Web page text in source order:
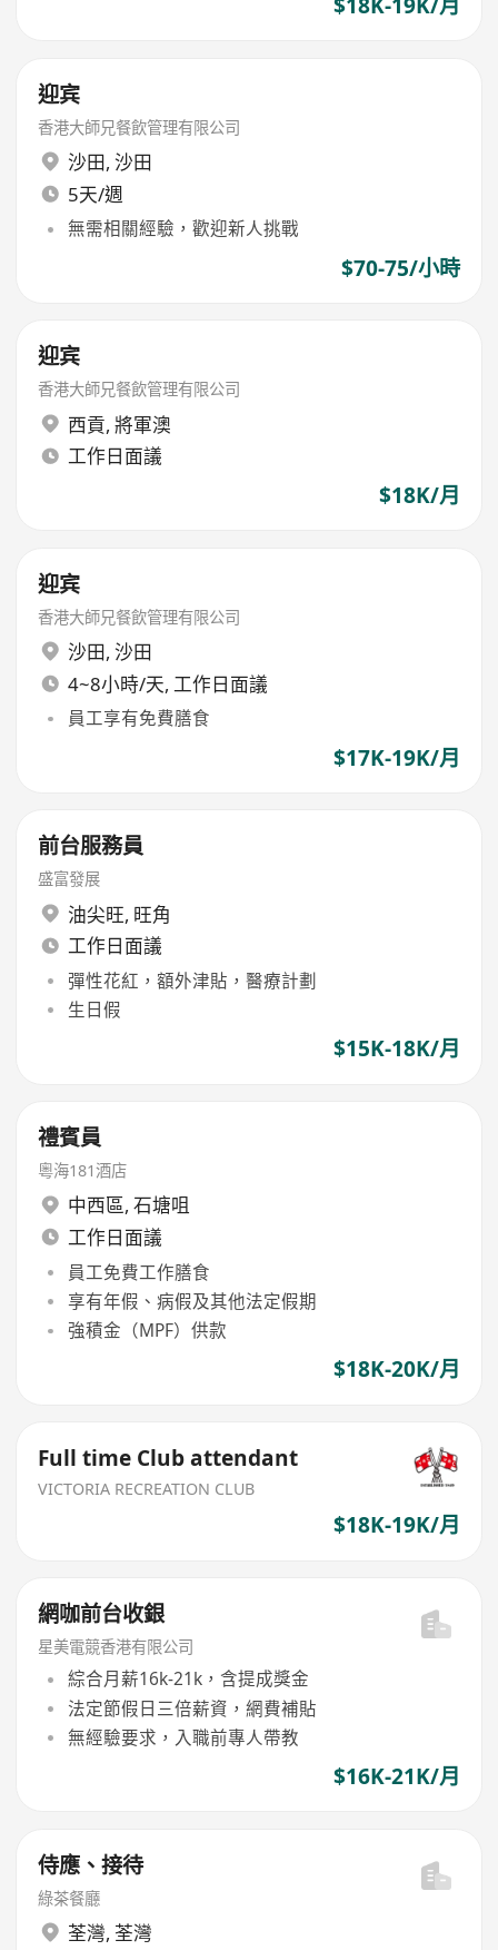
迎宾
香港大師兄餐飲管理有限公司
沙田, 沙田
5天/週
無需相關經驗，歡迎新人挑戰
$70-75/小時
迎宾
香港大師兄餐飲管理有限公司
西貢, 將軍澳
工作日面議
$18K/月
迎宾
香港大師兄餐飲管理有限公司
沙田, 沙田
4~8小時/天, 工作日面議
員工享有免費膳食
$17K-19K/月
前台服務員
盛富發展
油尖旺, 旺角
工作日面議
彈性花紅，額外津貼，醫療計劃
生日假
$15K-18K/月
禮賓員
粵海181酒店
中西區, 石塘咀
工作日面議
員工免費工作膳食
享有年假、病假及其他法定假期
強積金（MPF）供款
$18K-20K/月
Full time Club attendant
VICTORIA RECREATION CLUB
$18K-19K/月
網咖前台收銀
星美電競香港有限公司
綜合月薪16k-21k，含提成獎金
法定節假日三倍薪資，網費補貼
無經驗要求，入職前專人帶教
$16K-21K/月
侍應、接待
綠茶餐廳
荃灣, 荃灣